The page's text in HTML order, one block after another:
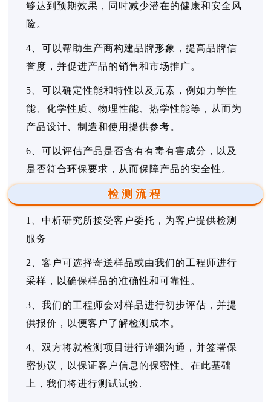
够达到预期效果，同时减少潜在的健康和安全风
险。
4、可以帮助生产商构建品牌形象，提高品牌信
誉度，并促进产品的销售和市场推广。
5、可以确定性能和特性以及元素，例如力学性
能、化学性质、物理性能、热学性能等，从而为
产品设计、制造和使用提供参考。
6、可以评估产品是否含有有毒有害成分，以及
是否符合环保要求，从而保障产品的安全性。
检测流程
1、中析研究所接受客户委托，为客户提供检测
服务
2、客户可选择寄送样品或由我们的工程师进行
采样，以确保样品的准确性和可靠性。
3、我们的工程师会对样品进行初步评估，并提
供报价，以便客户了解检测成本。
4、双方将就检测项目进行详细沟通，并签署保
密协议，以保证客户信息的保密性。在此基础
上，我们将进行测试试验.